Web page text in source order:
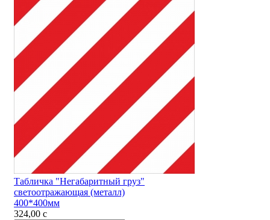
Табличка "Негабаритный груз"
светоотражающая (металл)
400*400мм
324,00 c